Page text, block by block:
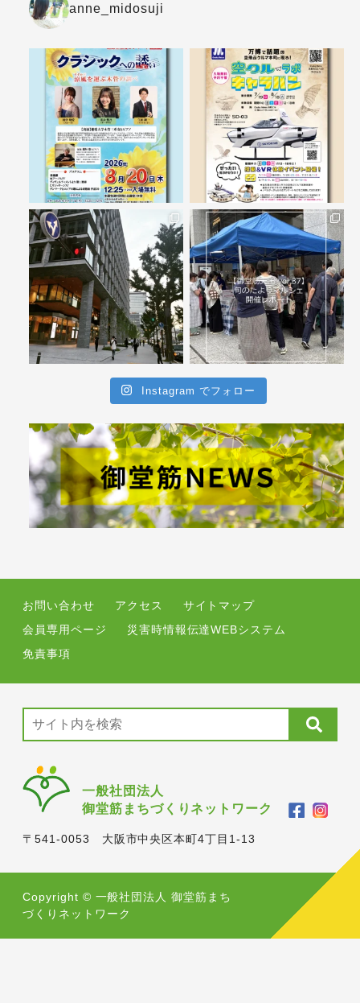
anne_midosuji
Instagram でフォロー
お問い合わせ アクセス
サイトマップ
会員専用ページ
災害時情報伝達WEBシステム
免責事項
一般社団法人
御堂筋まちづくりネットワーク
〒541-0053 大阪市中央区本町4丁目1-13
Copyright © 一般社団法人 御堂筋まち
づくりネットワーク